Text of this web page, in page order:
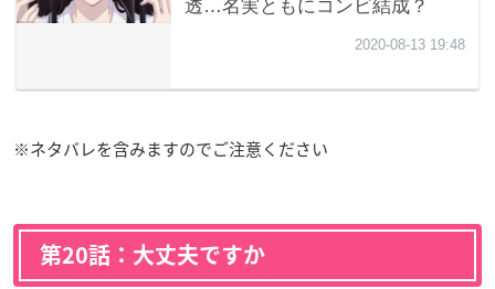
※ネタバレを含みますのでご注意ください
第20話：大丈夫ですか